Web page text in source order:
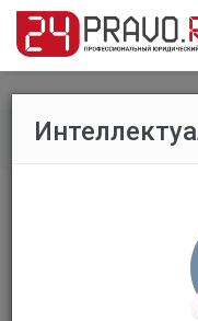
Все вопросы / Без
Без названия